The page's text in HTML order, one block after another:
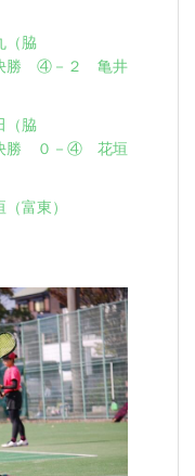
脇
２ 亀井
脇
④ 花垣
）